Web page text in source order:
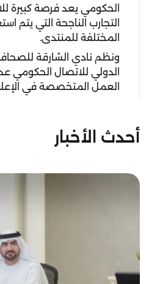
الحكومي يعد فرصة كبيرة
التجارب الناجحة التي يتم
المختلفة للمنتدى.
ونظم نادي الشارقة
الدولي للاتصال الحكومي
العمل المتخصصة في
أحدث الأخبار